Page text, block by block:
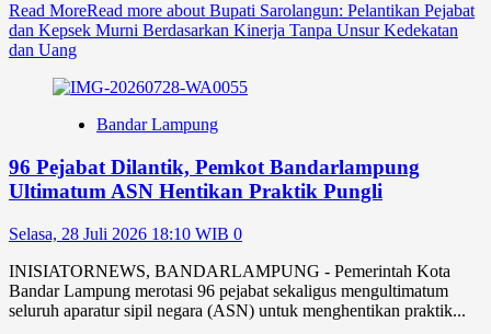
Read MoreRead more about Bupati Sarolangun: Pelantikan Pejabat
dan Kepsek Murni Berdasarkan Kinerja Tanpa Unsur Kedekatan
dan Uang
Bandar Lampung
96 Pejabat Dilantik, Pemkot Bandarlampung
Ultimatum ASN Hentikan Praktik Pungli
Selasa, 28 Juli 2026 18:10 WIB 0
INISIATORNEWS, BANDARLAMPUNG - Pemerintah Kota
Bandar Lampung merotasi 96 pejabat sekaligus mengultimatum
seluruh aparatur sipil negara (ASN) untuk menghentikan praktik...